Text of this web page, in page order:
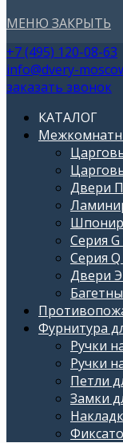
МЕНЮ ЗАКРЫТЬ
+7 (495) 120-08-63
info@dvery-
заказать звонок
КАТАЛОГ
Двери
Серия
Серия
Двери
Фурнитура
Ручки
Ручки
Петли
Замки